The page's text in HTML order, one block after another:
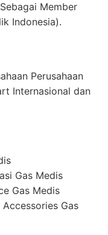
Member
Indonesia).
Perusahaan
Internasional dan
Gas Medis
Gas Medis
Gas